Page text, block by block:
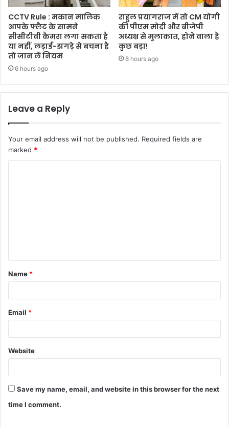
CCTV Rule : मकान मालिक
आपके फ्लैट के सामने
सीसीटीवी कैमरा लगा सकता है
या नहीं, लड़ाई-झगड़े से बचना है
तो जान लें नियम
6 hours ago
राहुल प्रयागराज में तो CM योगी
की पीएम मोदी और बीजेपी
अध्यक्ष से मुलाकात, होने वाला है
कुछ बड़ा!
8 hours ago
Leave a Reply
Your email address will not be published. Required fields are
marked *
Name *
Email *
Website
Save my name, email, and website in this browser for the next
time I comment.